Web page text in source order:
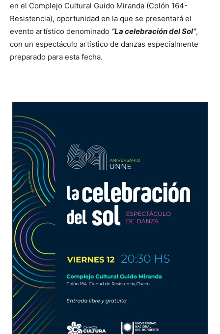
en el Complejo Cultural Guido Miranda (Colón 164-
Resistencia), oportunidad en la que se presentará el
evento artístico denominado “La celebración del Sol”,
con un espectáculo artístico de danzas especialmente
preparado para esta fecha.